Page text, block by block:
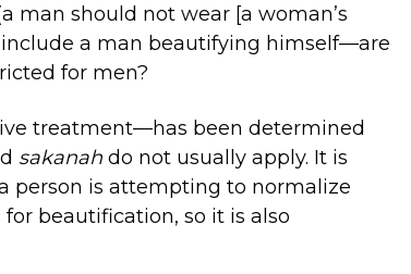
man should not wear [a woman’s
a man beautifying himself—are
for men?
treatment—has been determined
sakanah do not usually apply. It is
person is attempting to normalize
beautification, so it is also